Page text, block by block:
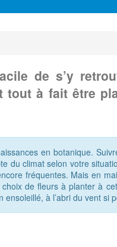
de s’y
tout à fait être
en botanique.
du climat selon votre
fréquentes. Mais en
de fleurs à planter à
à l’abri du vent si